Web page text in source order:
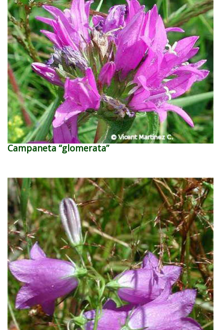
Campaneta “glomerata”